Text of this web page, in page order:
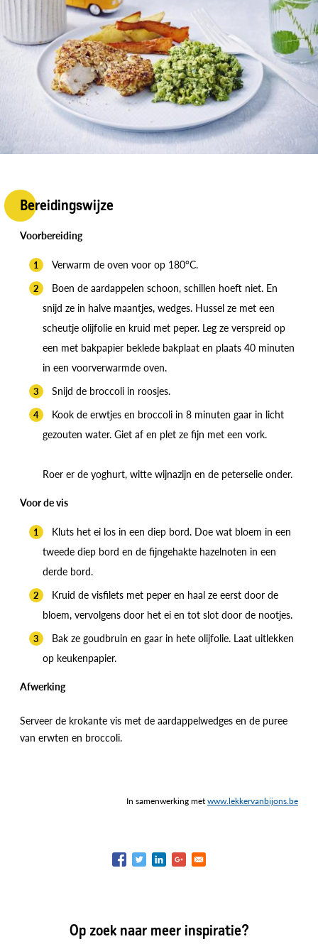
Bereidingswijze
Voorbereiding
Verwarm de oven voor op 180°C.
Boen de aardappelen schoon, schillen hoeft niet. En
snijd ze in halve maantjes, wedges. Hussel ze met een
scheutje olijfolie en kruid met peper. Leg ze verspreid op
een met bakpapier beklede bakplaat en plaats 40 minuten
in een voorverwarmde oven.
Snijd de broccoli in roosjes.
Kook de erwtjes en broccoli in 8 minuten gaar in licht
gezouten water. Giet af en plet ze fijn met een vork.
Roer er de yoghurt, witte wijnazijn en de peterselie onder.
Voor de vis
Kluts het ei los in een diep bord. Doe wat bloem in een
tweede diep bord en de fijngehakte hazelnoten in een
derde bord.
Kruid de visfilets met peper en haal ze eerst door de
bloem, vervolgens door het ei en tot slot door de nootjes.
Bak ze goudbruin en gaar in hete olijfolie. Laat uitlekken
op keukenpapier.
Afwerking
Serveer de krokante vis met de aardappelwedges en de puree
van erwten en broccoli.
In samenwerking metwww.lekkervanbijons.be
Op zoek naar meer inspiratie?